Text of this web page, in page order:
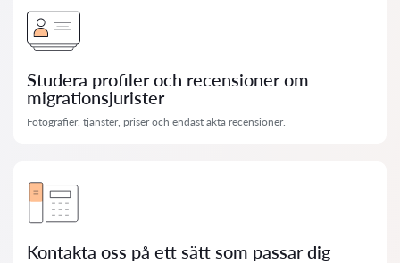
Studera profiler och recensioner om
migrationsjurister
Fotografier, tjänster, priser och endast äkta recensioner.
Kontakta oss på ett sätt som passar dig